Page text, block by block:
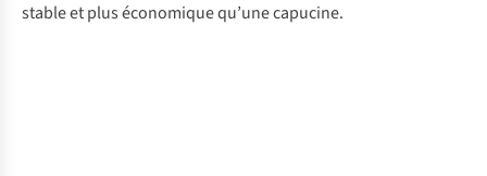
stable et plus économique qu’une capucine.